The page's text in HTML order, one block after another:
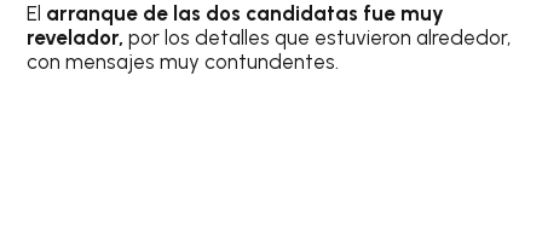
El arranque de las dos candidatas fue muy
revelador, por los detalles que estuvieron alrededor,
con mensajes muy contundentes.